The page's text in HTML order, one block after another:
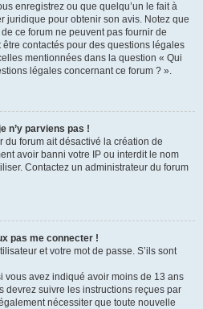
enregistrez ou que quelqu’un le fait à
juridique pour obtenir son avis. Notez que
ce forum ne peuvent pas fournir de
contactés pour des questions légales
mentionnées dans la question « Qui
légales concernant ce forum ? ».
n’y parviens pas !
du forum ait désactivé la création de
avoir banni votre IP ou interdit le nom
Contactez un administrateur du forum
pas me connecter !
et votre mot de passe. S’ils sont
vous avez indiqué avoir moins de 13 ans
devrez suivre les instructions reçues par
nécessiter que toute nouvelle